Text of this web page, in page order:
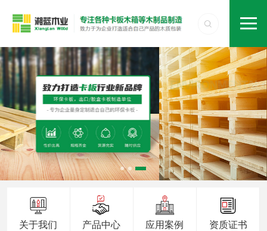
关于我们 产品中心 应用案例 资质证书